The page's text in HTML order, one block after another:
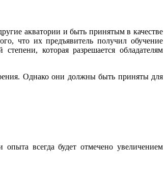
акватории и быть принятым в качестве
что их предъявитель получил обучение
которая разрешается обладателям
Однако они должны быть приняты для
всегда будет отмечено увеличением